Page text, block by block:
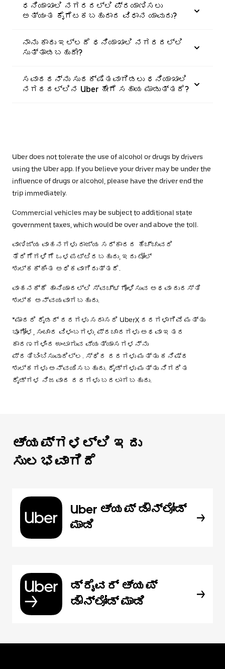
ಧನಿಯಾಖಾಲಿ ನಗರದಲ್ಲಿ ಪ್ರಯಾಣಿಸಲು
ಅತ್ಯಂತ ಕೈಗೆಟಕಬಹುದಾದ ವಿಧಾನ ಯಾವುದು?
ನಾನು ಕಾರು ಇಲ್ಲದೆ ಧನಿಯಾಖಾಲಿ ನಗರದಲ್ಲಿ
ಸುತ್ತಾಡಬಹುದೇ?
ಸವಾರರನ್ನು ಸುರಕ್ಷಿತವಾಗಿಡಲು ಧನಿಯಾಖಾಲಿ
ನಗರದಲ್ಲಿನ Uber ಹೇಗೆ ಸಹಾಯ ಮಾಡುತ್ತದೆ?
Uber does not tolerate the use of alcohol or drugs by drivers
using the Uber app. If you believe your driver may be under the
influence of drugs or alcohol, please have the driver end the
trip immediately.
Commercial vehicles may be subject to additional state
government taxes, which would be over and above the toll.
ವಾಣಿಜ್ಯ ವಾಹನಗಳು ರಾಜ್ಯ ಸರ್ಕಾರದ ಹೆಚ್ಚುವರಿ
ತೆರಿಗೆಗಳಿಗೆ ಒಳಪಟ್ಟಿರಬಹುದು, ಇದು ಟೋಲ್
ಶುಲ್ಕಕ್ಕಿಂತ ಅಧಿಕವಾಗಿರುತ್ತದೆ.
ವಾಹನಕ್ಕೆ ಹಾನಿಯಾದಲ್ಲಿ ಸ್ವಚ್ಛಗೊಳಿಸುವ ಅಥವಾ ದುರಸ್ತಿ
ಶುಲ್ಕ ಅನ್ವಯವಾಗಬಹುದು.
*ಮಾದರಿ ರೈಡರ್ ದರಗಳು ಸರಾಸರಿ UberX ದರಗಳಾಗಿವೆ ಮತ್ತು
ಭೂಗೋಳ, ಸಂಚಾರ ವಿಳಂಬಗಳು, ಪ್ರಚಾರಗಳು ಅಥವಾ ಇತರ
ಕಾರಣಗಳಿಂದ ಉಂಟಾಗುವ ವ್ಯತ್ಯಾಸಗಳನ್ನು
ಪ್ರತಿಬಿಂಬಿಸುವುದಿಲ್ಲ. ಸ್ಥಿರ ದರಗಳು ಮತ್ತು ಕನಿಷ್ಠ
ಶುಲ್ಕಗಳು ಅನ್ವಯಿಸಬಹುದು. ರೈಡ್‌ಗಳು ಮತ್ತು ನಿಗದಿತ
ರೈಡ್‌ಗಳ ನಿಜವಾದ ದರಗಳು ಬದಲಾಗಬಹುದು.
ಆ್ಯಪ್‌‌ಗಳಲ್ಲಿ ಇದು
ಸುಲಭವಾಗಿದೆ
Uber ಆ್ಯಪ್‍ ಡೌನ್‌ಲೋಡ್
ಮಾಡಿ
ಡ್ರೈವರ್ ಆ್ಯಪ್
ಡೌನ್‌ಲೋಡ್ ಮಾಡಿ